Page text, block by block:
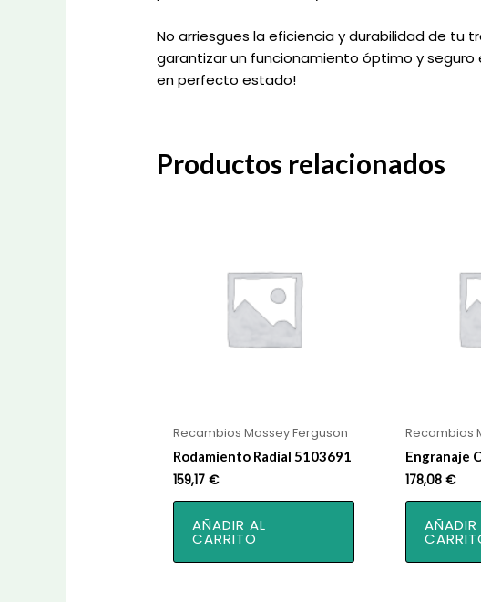
No arriesgues la eficiencia y durabilidad de tu
garantizar un funcionamiento óptimo y
en perfecto estado!
Productos relacionados
Recambios Massey Ferguson
Rodamiento Radial 5103691
159,17€
AÑADIR AL
CARRITO
Recambios
Engranaje
178,08€
AÑADIR